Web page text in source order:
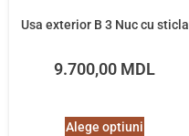
Usa exterior B 3 Nuc cu sticla
9.700,00 MDL
Alege optiuni